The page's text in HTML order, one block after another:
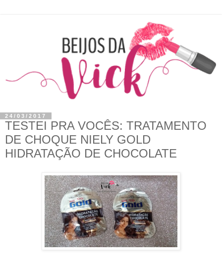
24/03/2017
TESTEI PRA VOCÊS: TRATAMENTO
DE CHOQUE NIELY GOLD
HIDRATAÇÃO DE CHOCOLATE